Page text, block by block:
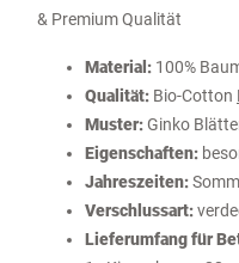
& Premium Qualität
Material: 100%
Qualität: Bio-Cotton
Muster:Ginko
Eigenschaften:
Jahreszeiten:
Verschlussart:
Lieferumfang für